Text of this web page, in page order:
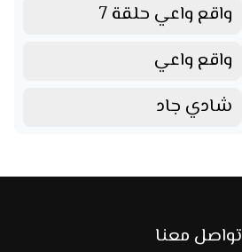
واقع واعي حلقة 7
واقع واعي
شادي جاد
تواصل معنا